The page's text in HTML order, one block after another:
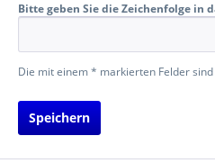
Bitte geben Sie die Zeichenfolge in
Die mit einem * markierten Felder
Speichern